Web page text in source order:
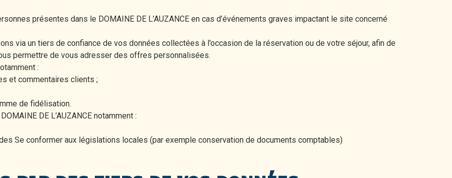
présentes dans le DOMAINE DE L’AUZANCE en cas d’événements graves impactant le site concerné
via un tiers de confiance de vos données collectées à l’occasion de la réservation ou de votre séjour, afin de
permettre de vous adresser des offres personnalisées.
:
et commentaires clients ;
de fidélisation.
DE L’AUZANCE notamment :
Se conformer aux législations locales (par exemple conservation de documents comptables)